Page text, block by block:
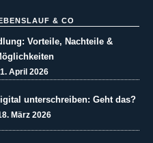
& CO
Vorteile, Nachteile &
1. April 2026
unterschreiben: Geht das?
März 2026